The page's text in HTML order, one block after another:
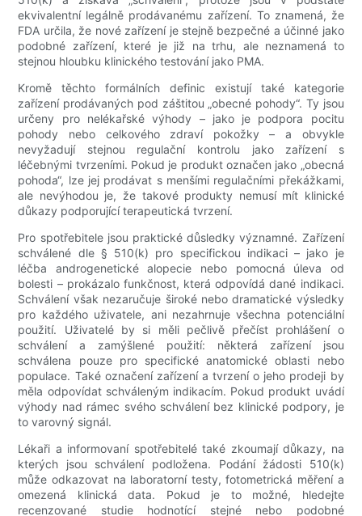
ekvivalentní legálně prodávanému zařízení. To znamená, že
FDA určila, že nové zařízení je stejně bezpečné a účinné jako
podobné zařízení, které je již na trhu, ale neznamená to
stejnou hloubku klinického testování jako PMA.
Kromě těchto formálních definic existují také kategorie
zařízení prodávaných pod záštitou „obecné pohody“. Ty jsou
určeny pro nelékařské výhody – jako je podpora pocitu
pohody nebo celkového zdraví pokožky – a obvykle
nevyžadují stejnou regulační kontrolu jako zařízení s
léčebnými tvrzeními. Pokud je produkt označen jako „obecná
pohoda“, lze jej prodávat s menšími regulačními překážkami,
ale nevýhodou je, že takové produkty nemusí mít klinické
důkazy podporující terapeutická tvrzení.
Pro spotřebitele jsou praktické důsledky významné. Zařízení
schválené dle § 510(k) pro specifickou indikaci – jako je
léčba androgenetické alopecie nebo pomocná úleva od
bolesti – prokázalo funkčnost, která odpovídá dané indikaci.
Schválení však nezaručuje široké nebo dramatické výsledky
pro každého uživatele, ani nezahrnuje všechna potenciální
použití. Uživatelé by si měli pečlivě přečíst prohlášení o
schválení a zamýšlené použití: některá zařízení jsou
schválena pouze pro specifické anatomické oblasti nebo
populace. Také označení zařízení a tvrzení o jeho prodeji by
měla odpovídat schváleným indikacím. Pokud produkt uvádí
výhody nad rámec svého schválení bez klinické podpory, je
to varovný signál.
Lékaři a informovaní spotřebitelé také zkoumají důkazy, na
kterých jsou schválení podložena. Podání žádosti 510(k)
může odkazovat na laboratorní testy, fotometrická měření a
omezená klinická data. Pokud je to možné, hledejte
recenzované studie hodnotící stejné nebo podobné